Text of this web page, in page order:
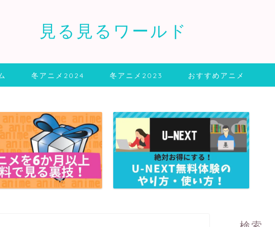
見る見るワールド
冬アニメ2024 冬アニメ2023 おすすめアニメ